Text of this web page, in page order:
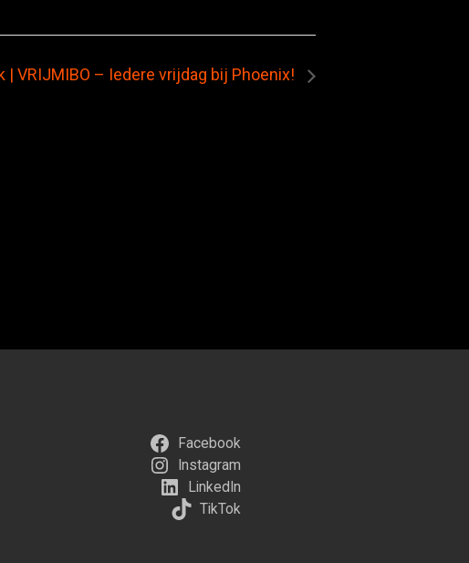
| VRIJMIBO – Iedere vrijdag bij Phoenix!
Facebook
Instagram
LinkedIn
TikTok